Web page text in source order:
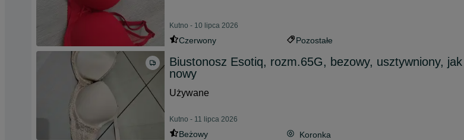
Kutno - 10 lipca 2026
Czerwony Pozostałe
Biustonosz Esotiq, rozm.65G, bezowy, usztywniony, jak
nowy
Używane
Kutno - 11 lipca 2026
Beżowy Koronka